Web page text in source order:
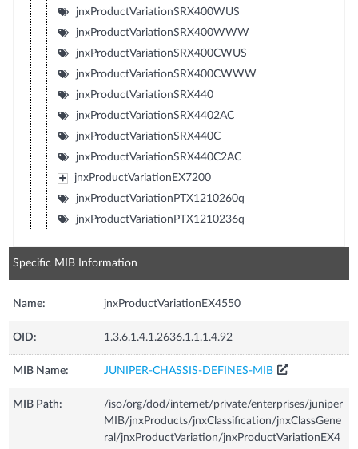
jnxProductVariationSRX400WUS
jnxProductVariationSRX400WWW
jnxProductVariationSRX400CWUS
jnxProductVariationSRX400CWWW
jnxProductVariationSRX440
jnxProductVariationSRX4402AC
jnxProductVariationSRX440C
jnxProductVariationSRX440C2AC
jnxProductVariationEX7200
jnxProductVariationPTX1210260q
jnxProductVariationPTX1210236q
Specific MIB Information
Name: jnxProductVariationEX4550
OID: 1.3.6.1.4.1.2636.1.1.1.4.92
MIB Name: JUNIPER-CHASSIS-DEFINES-MIB
MIB Path:
/iso/org/dod/internet/private/enterprises/juniper
MIB/jnxProducts/jnxClassification/jnxClassGene
ral/jnxProductVariation/jnxProductVariationEX4